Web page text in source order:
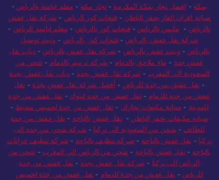
بمكة - افضل نجار بمكة المكرمة - نجار مكة - معلم لياسة بالرياض -
صيانة افران الغاز بحفر الباطن - فتحات كور الرياض - شركة نقل عفش
بالرياض - مليس بالرياض - فتحات كور بالرياض - معلم لياسة الرياض -
شركة نقل عفش بالرياض - فتحات كور بالرياض - ونيت توصيل
بالرياض - ونيت عفش بالرياض - شركة نقل عفش بالرياض -دباب نقل
عفش جدة - بناء ملاحق بالدمام - شركة ترميم بالدمام - شحن من
السعودية الى المغرب - شركة نقل عفش بجدة - دباب نقل عفش بجدة
- نقل عفش من جدة للرياض - أفضل شركة نقل عفش بجدة - نقل
عفش من جدة للدمام - نقل عفش من جدة لتبوك - نقل عفش من جدة
للمدينة - صيانة مكيفات بجازان - نقل عفش من جدة لخميس مشيط -
صيانة مكيفات بحفر الباطن - نقل عفش بالباحة - نقل عفش من جدة
للطائف - شحن من السعودية الى تركيا - شركة شحن من جدة الى
تركيا - نقل عفش بالباحة - شركة تنظيف بالباحة - شركة تنظيف خزانات
بالباحة - نقل عفش بالباحة - شحن من الرياض الي المغرب - شحن من
الرياض الى تركيا - شركة نقل عفش بجدة - نقل عفش من جدة
للرياض - نقل عفش من جدة للدمام - نقل عفش من جدة لخميس